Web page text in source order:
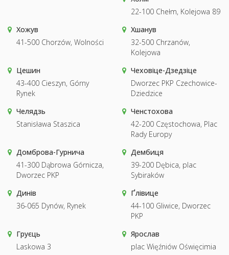
22-100 Chełm, Kolejowa 89
Хожув
41-500 Chorzów, Wolności
Хшанув
32-500 Chrzanów,
Kolejowa
Цешин
43-400 Cieszyn, Górny
Rynek
Чеховіце-Дзедзіце
Dworzec PKP Czechowice-
Dziedzice
Челядзь
Stanisława Staszica
Ченстохова
42-200 Częstochowa, Plac
Rady Europy
Домброва-Гурнича
41-300 Dąbrowa Górnicza,
Dworzec PKP
Дембиця
39-200 Dębica, plac
Sybiraków
Динів
36-065 Dynów, Rynek
Ґлівице
44-100 Gliwice, Dworzec
PKP
Груєць
Laskowa 3
Ярослав
plac Więźniów Oświęcimia